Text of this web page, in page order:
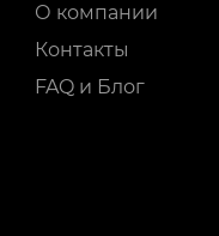
О компании
Контакты
FAQ и Блог